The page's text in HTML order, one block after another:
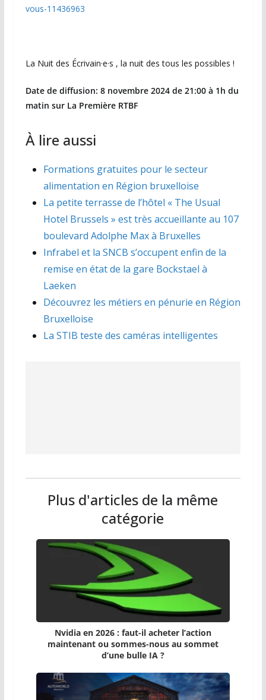
vous-11436963
La Nuit des Écrivain·e·s , la nuit des tous les possibles !
Date de diffusion: 8 novembre 2024 de 21:00 à 1h du
matin sur La Première RTBF
À lire aussi
Formations gratuites pour le secteur
alimentation en Région bruxelloise
La petite terrasse de l’hôtel « The Usual
Hotel Brussels » est très accueillante au 107
boulevard Adolphe Max à Bruxelles
Infrabel et la SNCB s’occupent enfin de la
remise en état de la gare Bockstael à
Laeken
Découvrez les métiers en pénurie en Région
Bruxelloise
La STIB teste des caméras intelligentes
Plus d'articles de la même
catégorie
Nvidia en 2026 : faut-il acheter l’action
maintenant ou sommes-nous au sommet
d’une bulle IA ?